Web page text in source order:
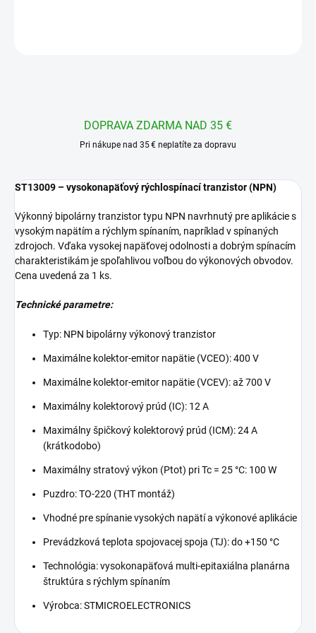
DOPRAVA ZDARMA NAD 35 €
Pri nákupe nad 35 € neplatíte za dopravu
ST13009 – vysokonapäťový rýchlospínací tranzistor (NPN)
Výkonný bipolárny tranzistor typu NPN navrhnutý pre aplikácie s
vysokým napätím a rýchlym spínaním, napríklad v spínaných
zdrojoch. Vďaka vysokej napäťovej odolnosti a dobrým spínacím
charakteristikám je spoľahlivou voľbou do výkonových obvodov.
Cena uvedená za 1 ks.
Technické parametre:
Typ: NPN bipolárny výkonový tranzistor
Maximálne kolektor-emitor napätie (VCEO): 400 V
Maximálne kolektor-emitor napätie (VCEV): až 700 V
Maximálny kolektorový prúd (IC): 12 A
Maximálny špičkový kolektorový prúd (ICM): 24 A
(krátkodobo)
Maximálny stratový výkon (Ptot) pri Tc = 25 °C: 100 W
Puzdro: TO-220 (THT montáž)
Vhodné pre spínanie vysokých napätí a výkonové aplikácie
Prevádzková teplota spojovacej spoja (TJ): do +150 °C
Technológia: vysokonapäťová multi-epitaxiálna planárna
štruktúra s rýchlym spínaním
Výrobca:STMICROELECTRONICS